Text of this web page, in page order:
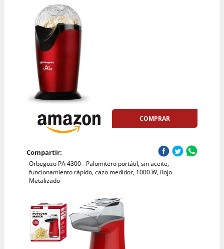
COMPRAR
Compartir:
Orbegozo PA 4300 - Palomitero portátil, sin aceite,
funcionamiento rápido, cazo medidor, 1000 W, Rojo
Metalizado